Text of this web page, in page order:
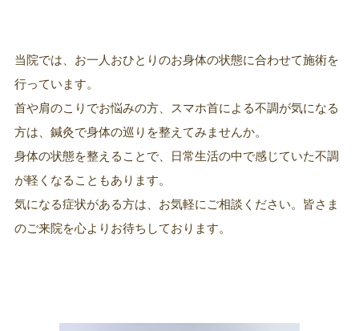
当院では、お一人おひとりのお身体の状態に合わせて施術を
行っています。
首や肩のこりでお悩みの方、スマホ首による不調が気になる
方は、鍼灸で身体の巡りを整えてみませんか。
身体の状態を整えることで、日常生活の中で感じていた不調
が軽くなることもあります。
気になる症状がある方は、お気軽にご相談ください。皆さま
のご来院を心よりお待ちしております。